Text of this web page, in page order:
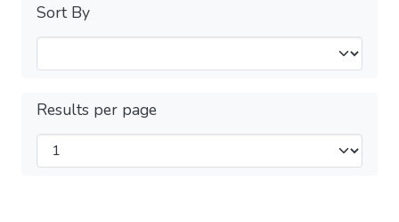
Sort By
Results per page